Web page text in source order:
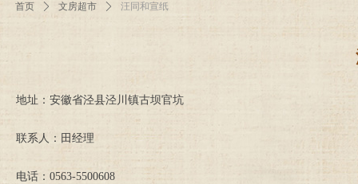
首页 ꄲ 文房超市 ꄲ 汪同和宣纸
地址：安徽省泾县泾川镇古坝官坑
联系人：田经理
电话：0563-5500608